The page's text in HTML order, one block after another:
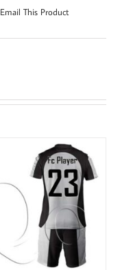
Email This Product